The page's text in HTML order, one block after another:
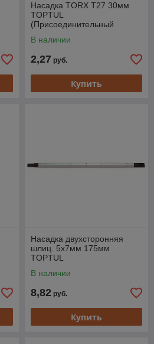
Насадка TORX T27 30мм
TOPTUL
(Присоединительный
В наличии
2,27 руб.
Купить
Насадка двухсторонняя
шлиц. 5х7мм 175мм
TOPTUL
В наличии
8,82 руб.
Купить